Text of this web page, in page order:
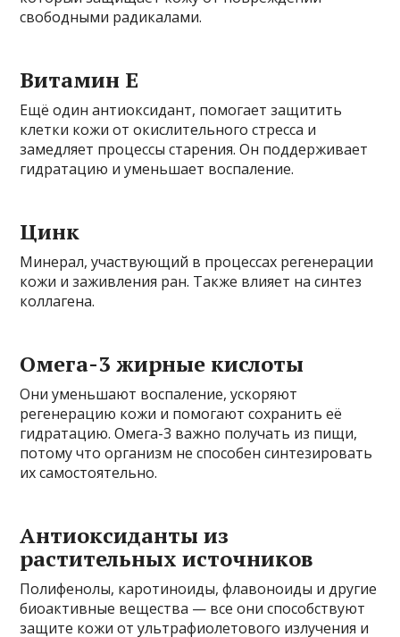
свободными радикалами.
Витамин Е
Ещё один антиоксидант, помогает защитить
клетки кожи от окислительного стресса и
замедляет процессы старения. Он поддерживает
гидратацию и уменьшает воспаление.
Цинк
Минерал, участвующий в процессах регенерации
кожи и заживления ран. Также влияет на синтез
коллагена.
Омега-3 жирные кислоты
Они уменьшают воспаление, ускоряют
регенерацию кожи и помогают сохранить её
гидратацию. Омега-3 важно получать из пищи,
потому что организм не способен синтезировать
их самостоятельно.
Антиоксиданты из
растительных источников
Полифенолы, каротиноиды, флавоноиды и другие
биоактивные вещества — все они способствуют
защите кожи от ультрафиолетового излучения и